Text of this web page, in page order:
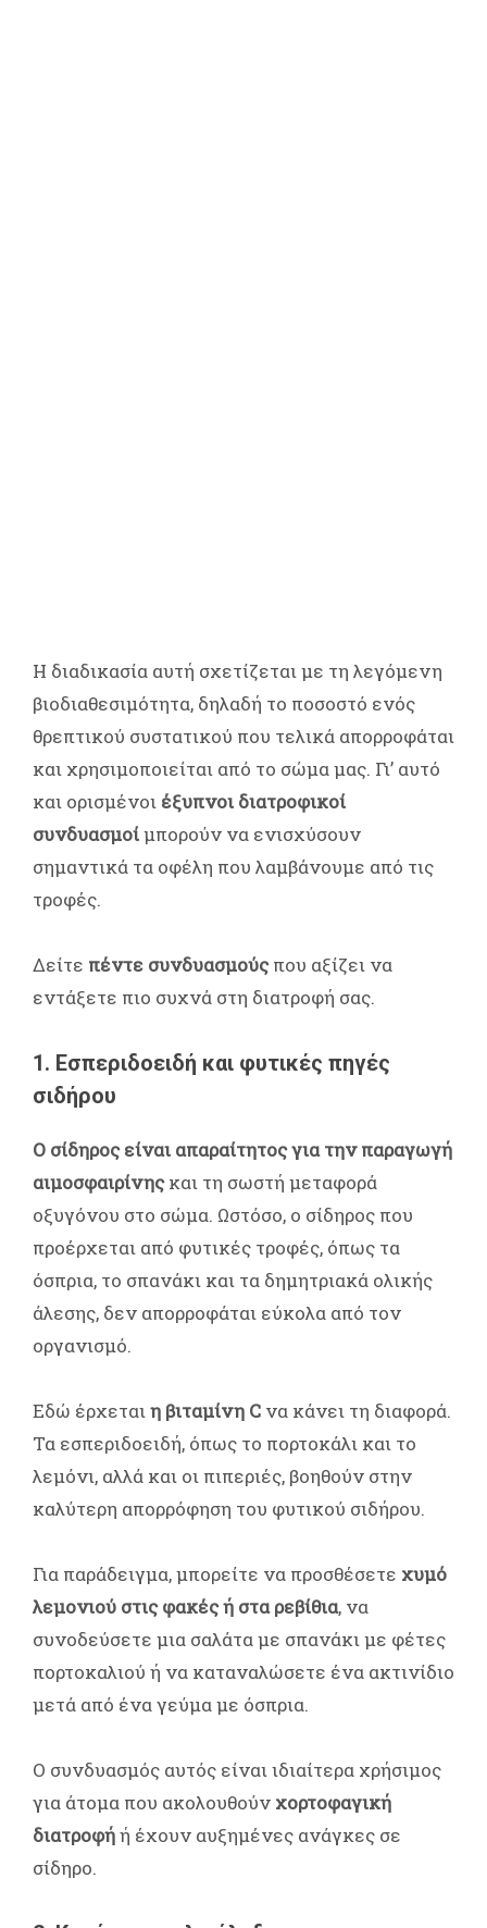
Η διαδικασία αυτή σχετίζεται με τη λεγόμενη
βιοδιαθεσιμότητα, δηλαδή το ποσοστό ενός
θρεπτικού συστατικού που τελικά απορροφάται
και χρησιμοποιείται από το σώμα μας. Γι’ αυτό
και ορισμένοι έξυπνοι διατροφικοί
συνδυασμοίμπορούν να ενισχύσουν
σημαντικά τα οφέλη που λαμβάνουμε από τις
τροφές.
Δείτε πέντε συνδυασμούςπου αξίζει να
εντάξετε πιο συχνά στη διατροφή σας.
1. Εσπεριδοειδή και φυτικές πηγές
σιδήρου
Ο σίδηρος είναι απαραίτητος για την παραγωγή
αιμοσφαιρίνηςκαι τη σωστή μεταφορά
οξυγόνου στο σώμα. Ωστόσο, ο σίδηρος που
προέρχεται από φυτικές τροφές, όπως τα
όσπρια, το σπανάκι και τα δημητριακά ολικής
άλεσης, δεν απορροφάται εύκολα από τον
οργανισμό.
Εδώ έρχεταιη βιταμίνη C να κάνει τη διαφορά.
Τα εσπεριδοειδή, όπως το πορτοκάλι και το
λεμόνι, αλλά και οι πιπεριές, βοηθούν στην
καλύτερη απορρόφηση του φυτικού σιδήρου.
Για παράδειγμα, μπορείτε να προσθέσετε χυμό
λεμονιού στις φακές ή στα ρεβίθια, να
συνοδεύσετε μια σαλάτα με σπανάκι με φέτες
πορτοκαλιού ή να καταναλώσετε ένα ακτινίδιο
μετά από ένα γεύμα με όσπρια.
Ο συνδυασμός αυτός είναι ιδιαίτερα χρήσιμος
για άτομα που ακολουθούν χορτοφαγική
διατροφήή έχουν αυξημένες ανάγκες σε
σίδηρο.